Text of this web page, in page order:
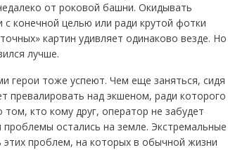
от роковой башни. Окидывать
конечной целью или ради крутой фотки
картин удивляет одинаково везде. Но
лучше.
герои тоже успеют. Чем еще заняться, сидя
превалировать над экшеном, ради которого
кто кому друг, оператор не забудет
остались на земле. Экстремальные
проблем, на которых в обычной жизни